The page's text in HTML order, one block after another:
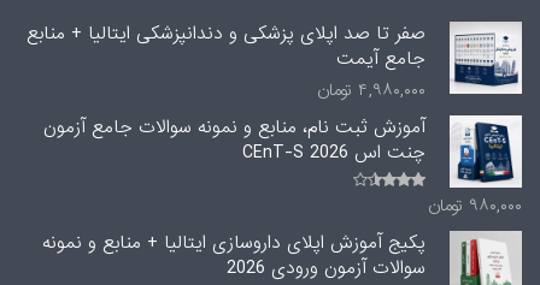
صفر تا صد اپلای پزشکی و دندانپزشکی ایتالیا + منابع
جامع آیمت
۴,۹۸۰,۰۰۰ تومان
آموزش ثبت نام، منابع و نمونه سوالات جامع آزمون
چنت اس CEnT-S 2026
از 5
۹۸۰,۰۰۰ تومان
پکیج آموزش اپلای داروسازی ایتالیا + منابع و نمونه
سوالات آزمون ورودی 2026